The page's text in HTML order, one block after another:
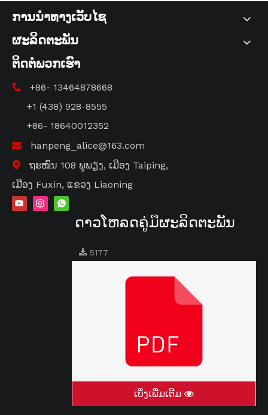
ການນໍາທາງເວັບໄຊ
ຜະລິດຕະພັນ
ຕິດຕໍ່ພວກເຮົາ

+86- 13464878668
+1 (438) 928-8555
+86- 18640012352
 hanpeng_alice@163.com

ຖະໜົນ 108 ພູພຽງ, ເມືອງ Taiping,
ເມືອງ Fuxin, ແຂວງ Liaoning
ດາວໂຫລດຄູ່ມືຜະລິດຕະພັນ
5177
ເບິ່ງເພີ່ມເຕີມ